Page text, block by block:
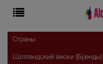
Страны
Шотландский виски (Бренды)